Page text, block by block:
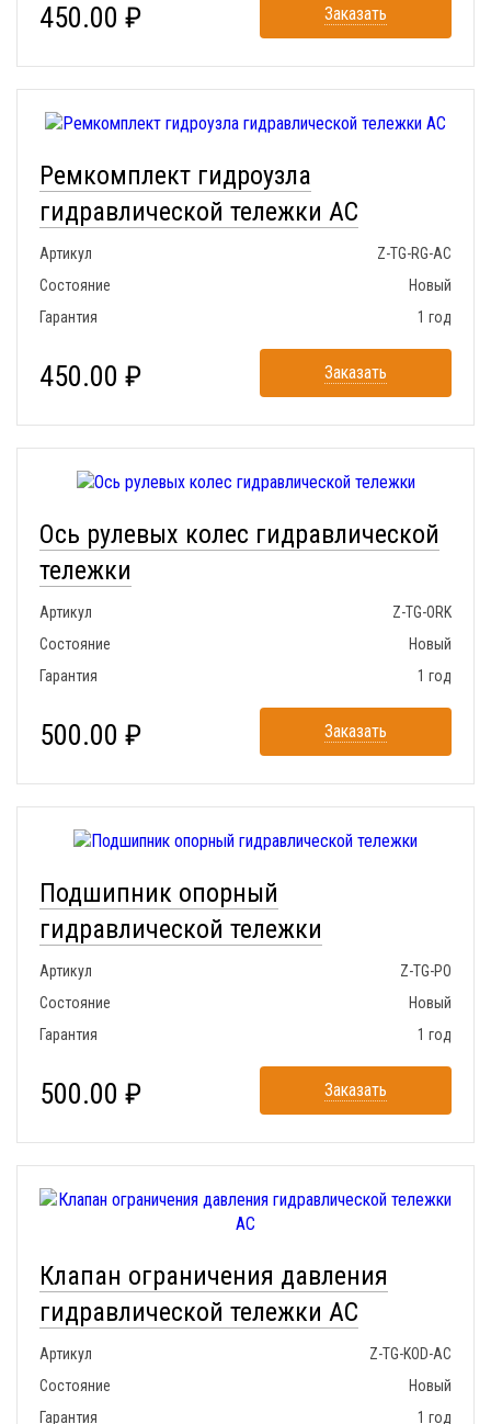
450.00 ₽ Заказать
Ремкомплект гидроузла
гидравлической тележки AC
Артикул
Z-TG-RG-AC
Состояние
Новый
Гарантия
1 год
450.00 ₽ Заказать
Ось рулевых колес гидравлической
тележки
Артикул
Z-TG-ORK
Состояние
Новый
Гарантия
1 год
500.00 ₽ Заказать
Подшипник опорный
гидравлической тележки
Артикул
Z-TG-PO
Состояние
Новый
Гарантия
1 год
500.00 ₽ Заказать
Клапан ограничения давления
гидравлической тележки АС
Артикул
Z-TG-KOD-AC
Состояние
Новый
Гарантия
1 год